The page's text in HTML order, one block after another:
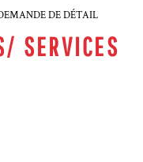
DE DÉTAIL
SERVICES